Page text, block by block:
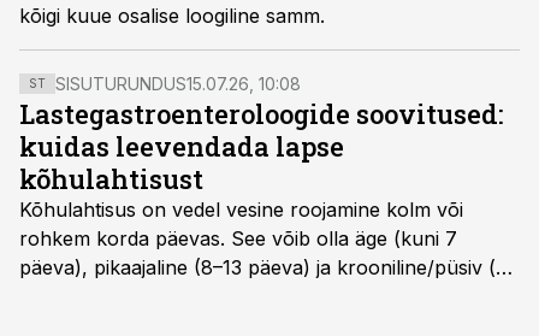
kõigi kuue osalise loogiline samm.
ST SISUTURUNDUS15.07.26, 10:08
Lastegastroenteroloogide soovitused:
kuidas leevendada lapse
kõhulahtisust
Kõhulahtisus on vedel vesine roojamine kolm või
rohkem korda päevas. See võib olla äge (kuni 7
päeva), pikaajaline (8–13 päeva) ja krooniline/püsiv (>